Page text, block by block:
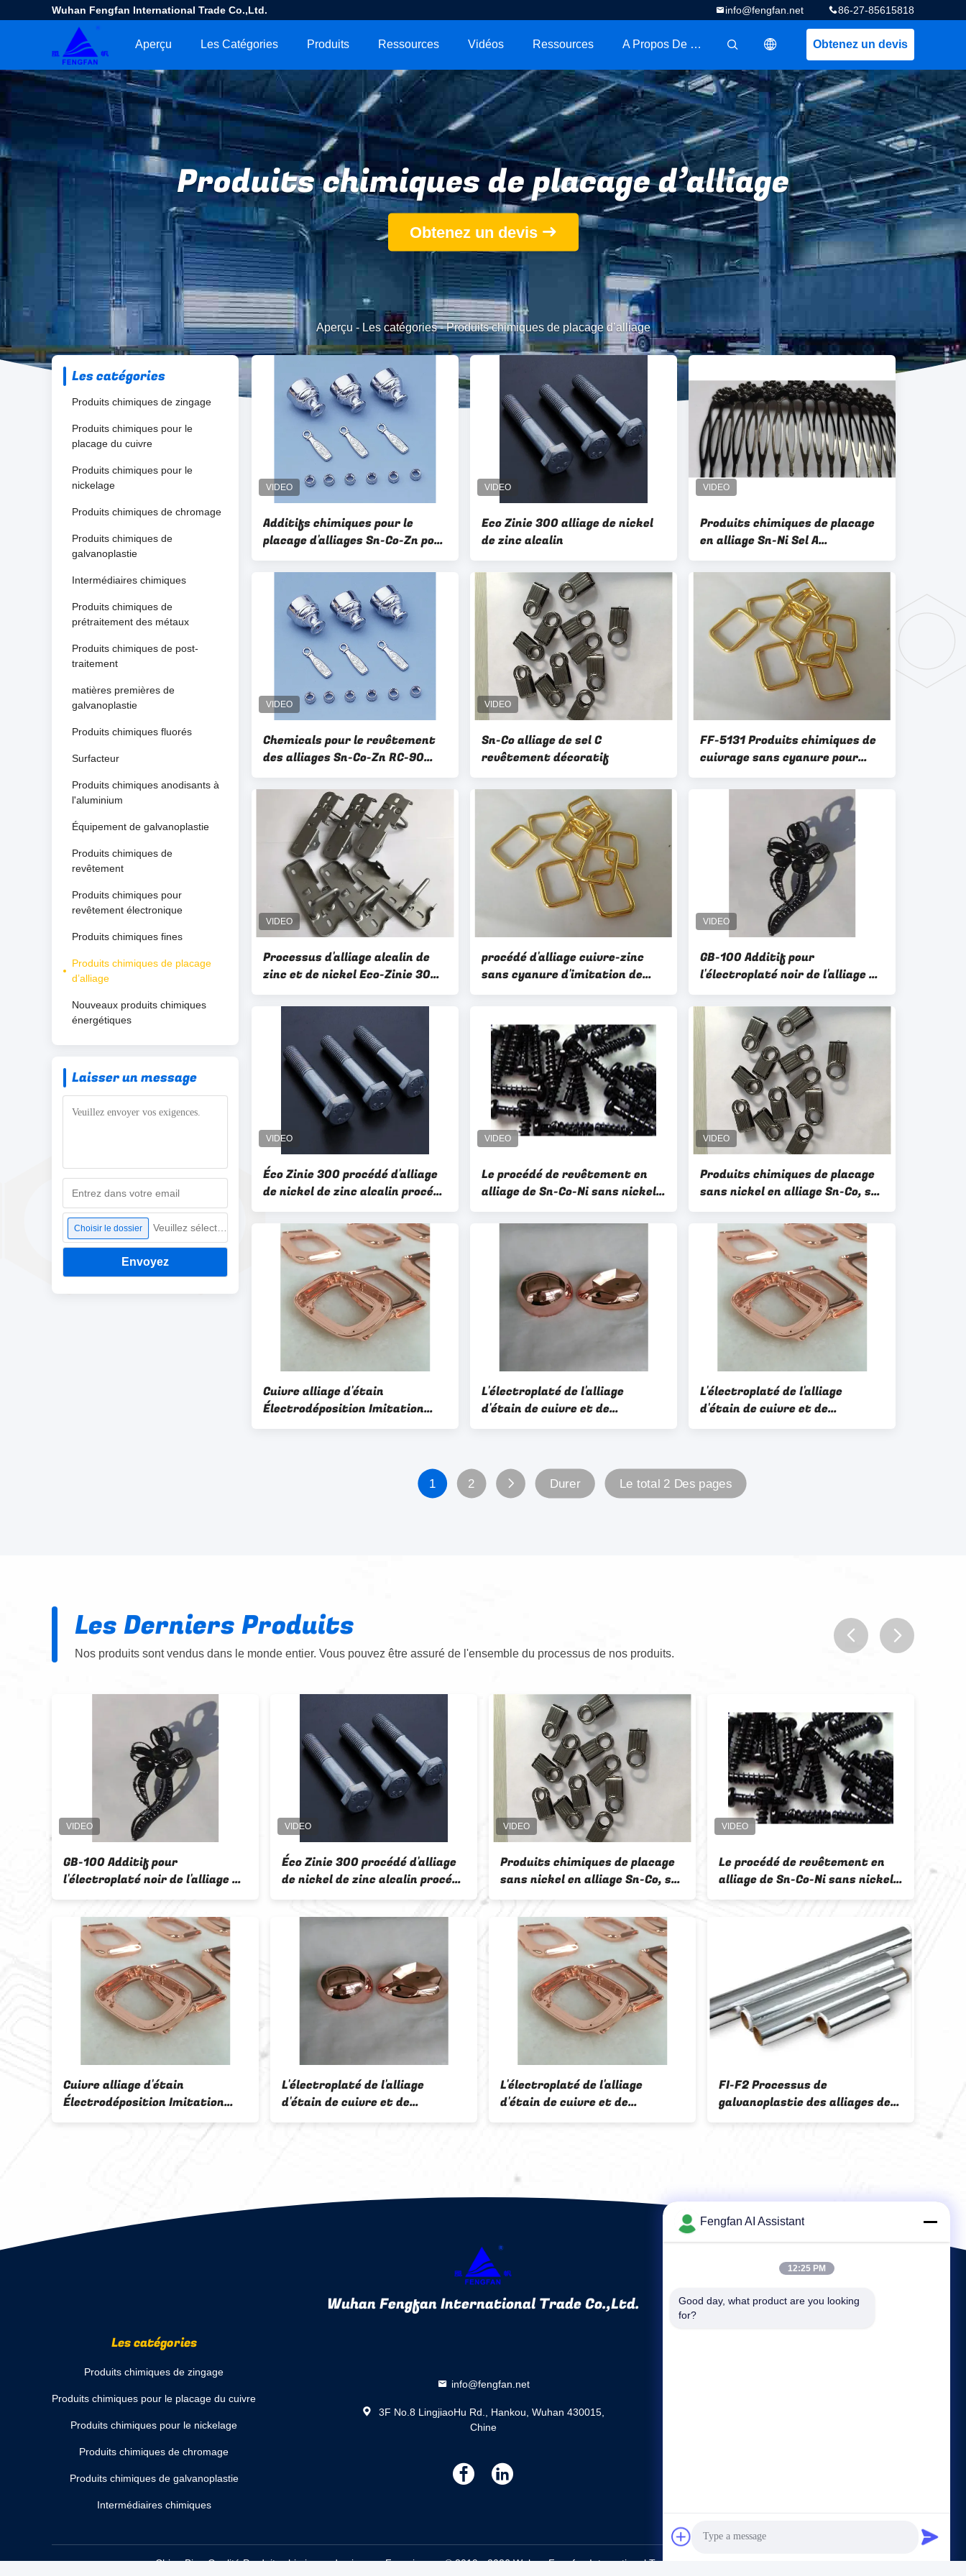
Wuhan Fengfan International Trade Co.,Ltd. 86-27-85615818
info@fengfan.net
Obtenez un devis
描述
Aperçu Les Catégories Produits Ressources Vidéos Ressources A Propos De Nous
Produits chimiques de placage d’alliage
Obtenez un devis
Aperçu- Les catégories-Produits chimiques de placage d’alliage
Les catégories
Produits chimiques de zingage
Produits chimiques pour le
placage du cuivre
Produits chimiques pour le
nickelage
Produits chimiques de chromage
Produits chimiques de
galvanoplastie
Intermédiaires chimiques
Produits chimiques de
prétraitement des métaux
Produits chimiques de post-
traitement
matières premières de
galvanoplastie
Produits chimiques fluorés
Surfacteur
Produits chimiques anodisants à
l'aluminium
Équipement de galvanoplastie
Produits chimiques de
revêtement
Produits chimiques pour
revêtement électronique
Produits chimiques fines
Produits chimiques de placage
d’alliage
Nouveaux produits chimiques
énergétiques
Laisser un message
Choisir le dossier
Envoyez
Additifs chimiques pour le
placage d'alliages Sn-Co-Zn pour
remplacer le placage au chrome
Eco Zinie 300 alliage de nickel
de zinc alcalin
Produits chimiques de placage
en alliage Sn-Ni Sel A
Revêtement Noir Perle
Chemicals pour le revêtement
des alliages Sn-Co-Zn RC-90
Additifs pour remplacer le
revêtement du chrome
Sn-Co alliage de sel C
revêtement décoratif
FF-5131 Produits chimiques de
cuivrage sans cyanure pour
dépôt rapide, procédé stable et
revêtement uniforme
Processus d'alliage alcalin de
zinc et de nickel Eco-Zinie 300
procédé de placage à haute
corrosion
procédé d'alliage cuivre-zinc
sans cyanure d'imitation de
placage aurifère FF-5131
GB-100 Additif pour
l'électroplaté noir de l'alliage Sn
Ni
Éco Zinie 300 procédé d'alliage
de nickel de zinc alcalin procédé
de placage d'alliage de nickel de
zinc
Le procédé de revêtement en
alliage de Sn-Co-Ni sans nickel,
en alliage de sel C
Produits chimiques de placage
sans nickel en alliage Sn-Co, sel
C, revêtement décoratif
Cuivre alliage d'étain
Électrodéposition Imitation
Dorure
L'électroplaté de l'alliage
d'étain de cuivre et de
l'imitation de l'or FF-5130
L'électroplaté de l'alliage
d'étain de cuivre et de
l'imitation de l'or FF-5130
1 2 Durer Le total 2 Des pages
Les Derniers Produits
Nos produits sont vendus dans le monde entier. Vous pouvez être assuré de l'ensemble du processus de nos produits.
de l'alliage Sn
Éco Zinie 300 procédé d'alliage
de nickel de zinc alcalin procédé
de placage d'alliage de nickel de
zinc
Produits chimiques de placage
sans nickel en alliage Sn-Co, sel
C, revêtement décoratif
Le procédé de revêtement en
alliage de Sn-Co-Ni sans nickel,
en alliage de sel C
Imitation
L'électroplaté de l'alliage
d'étain de cuivre et de
l'imitation de l'or FF-5130
L'électroplaté de l'alliage
d'étain de cuivre et de
l'imitation de l'or FF-5130
FI-F2 Processus de
galvanoplastie des alliages de
Additifs chimiques pour le
placage d'alliages Sn-Co-Zn
remplacer le placage au
Sn-Co alliage de sel C
revêtement décoratif
Wuhan Fengfan International Trade Co.,Ltd.
Les catégories
Produits chimiques de zingage
Produits chimiques pour le placage du cuivre
Produits chimiques pour le nickelage
Produits chimiques de chromage
Produits chimiques de galvanoplastie
Intermédiaires chimiques
info@fengfan.net
3F No.8 LingjiaoHu Rd., Hankou, Wuhan 430015,
Chine
述
述
Chine Bien Qualité Produits chimiques de zingage Fournisseur. © 2019 - 2026 Wuhan Fengfan International Trade Co.,Ltd.. All Rights Reserved.
Fengfan AI Assistant
12:25 PM
Good day, what product are you looking
for?